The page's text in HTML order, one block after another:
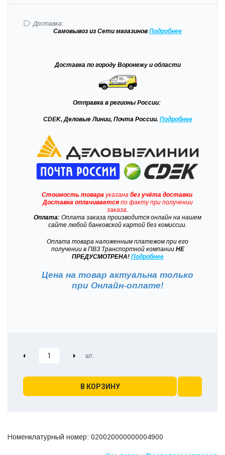
Доставка:
Самовывоз из Сети магазинов Подробнее
Доставка по городу Воронежу и области
Отправка в регионы России:
CDEK, Деловые Линии, Почта России. Подробнее
Стоимость товарауказана без учёта доставки.
Доставкаоплачиваетсяпо факту при получении
заказа.
Оплата: Оплата заказа производится онлайн на нашем
сайте любой банковской картой без комиссии.
Оплата товара наложенным платежом при его
получении в ПВЗ Транспортной компанииНЕ
ПРЕДУСМОТРЕНА! Подробнее
Цена на товар актуальна только
при Онлайн-оплате!
В КОРЗИНУ
Номенклатурный номер: 020020000000004900